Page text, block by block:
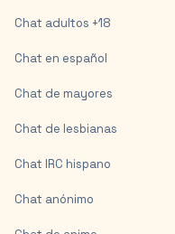
Chat adultos +18
Chat en español
Chat de mayores
Chat de lesbianas
Chat IRC hispano
Chat anónimo